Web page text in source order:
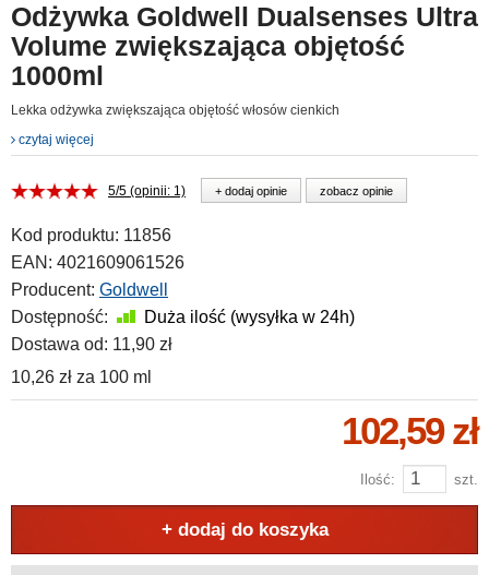
Odżywka Goldwell Dualsenses Ultra
Volume zwiększająca objętość
1000ml
Lekka odżywka zwiększająca objętość włosów cienkich
czytaj więcej
5/5 (opinii: 1) + dodaj opinie zobacz opinie
Kod produktu: 11856
EAN: 4021609061526
Producent: Goldwell
Dostępność:
Duża ilość (wysyłka w 24h)
Dostawa od: 11,90 zł
10,26 zł za 100 ml
102,59 zł
Ilość: szt.
+ dodaj do koszyka